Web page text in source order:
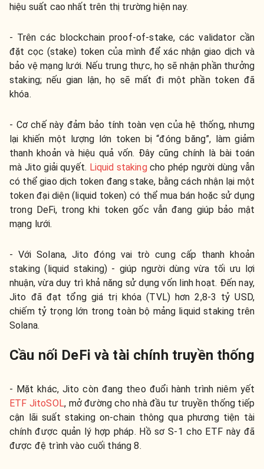
hiệu suất cao nhất trên thị trường hiện nay.
- Trên các blockchain proof-of-stake, các validator cần
đặt cọc (stake) token của mình để xác nhận giao dịch và
bảo vệ mạng lưới. Nếu trung thực, họ sẽ nhận phần thưởng
staking; nếu gian lận, họ sẽ mất đi một phần token đã
khóa.
- Cơ chế này đảm bảo tính toàn vẹn của hệ thống, nhưng
lại khiến một lượng lớn token bị “đóng băng”, làm giảm
thanh khoản và hiệu quả vốn. Đây cũng chính là bài toán
mà Jito giải quyết. Liquid stakingcho phép người dùng vẫn
có thể giao dịch token đang stake, bằng cách nhận lại một
token đại diện (liquid token) có thể mua bán hoặc sử dụng
trong DeFi, trong khi token gốc vẫn đang giúp bảo mật
mạng lưới.
- Với Solana, Jito đóng vai trò cung cấp thanh khoản
staking (liquid staking) - giúp người dùng vừa tối ưu lợi
nhuận, vừa duy trì khả năng sử dụng vốn linh hoạt. Đến nay,
Jito đã đạt tổng giá trị khóa (TVL) hơn 2,8-3 tỷ USD,
chiếm tỷ trọng lớn trong toàn bộ mảng liquid staking trên
Solana.
Cầu nối DeFi và tài chính truyền thống
- Mặt khác, Jito còn đang theo đuổi hành trình niêm yết
ETF JitoSOL, mở đường cho nhà đầu tư truyền thống tiếp
cận lãi suất staking on-chain thông qua phương tiện tài
chính được quản lý hợp pháp. Hồ sơ S-1 cho ETF này đã
được đệ trình vào cuối tháng 8.